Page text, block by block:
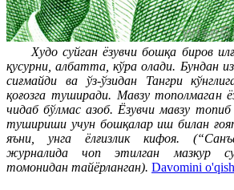
Худо суйган ёзувчи бошқа биров
қусурни, албатта, кўра олади. Бундан
сиғмайди ва ўз-ўзидан Тангри
қоғозга туширади. Мавзу тополмаган
чидаб бўлмас азоб. Ёзувчи мавзу топиб
тушириши учун бошқалар иш билан
яъни, унга ёлғизлик кифоя.
журналида чоп этилган мазкур
томонидан тайёрланган). Davomini o'qish